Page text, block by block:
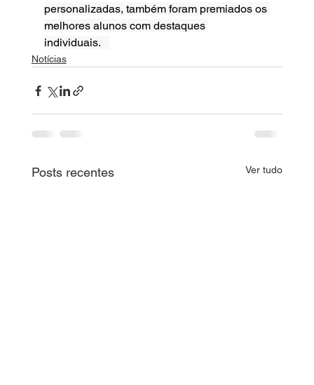
personalizadas, também foram premiados os
melhores alunos com destaques
individuais.
Notícias
Posts recentes Ver tudo